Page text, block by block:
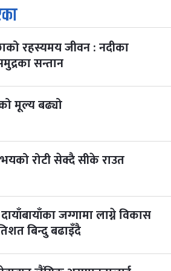
21, 2027
22, 2027
७ महिना बाँकी
रहस्यमय जीवन : नदीका
सन्तान
मूल्य बढ्यो
रोटी सेक्दै सीके राउत
जग्गामा लाग्ने विकास
बिन्दु बढाइँदै